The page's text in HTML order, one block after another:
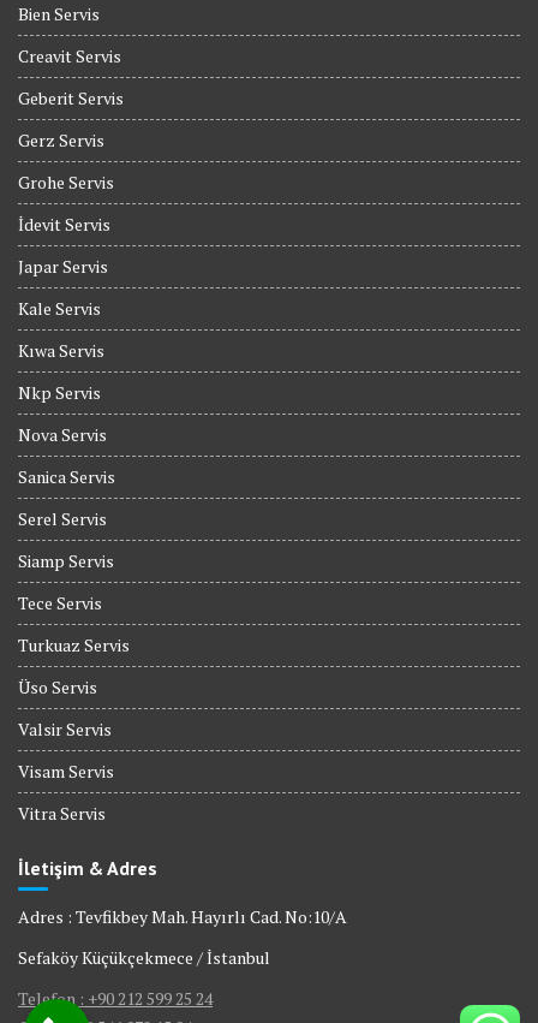
Bien Servis
Creavit Servis
Geberit Servis
Gerz Servis
Grohe Servis
İdevit Servis
Japar Servis
Kale Servis
Kıwa Servis
Nkp Servis
Nova Servis
Sanica Servis
Serel Servis
Siamp Servis
Tece Servis
Turkuaz Servis
Üso Servis
Valsir Servis
Visam Servis
Vitra Servis
İletişim & Adres
Adres : Tevfikbey Mah. Hayırlı Cad. No:10/A
Sefaköy Küçükçekmece / İstanbul
Telefon : +90 212 599 25 24